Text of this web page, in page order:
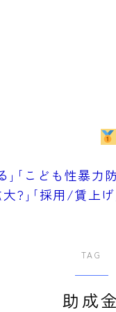
｣｢こども性暴力
?｣｢採用/賃上げ
TAG
助成